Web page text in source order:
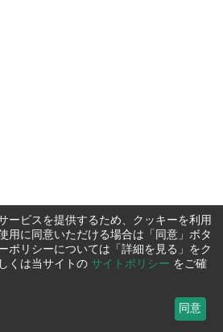
ービスを提供するため、クッキーを利用
用に同意いただける場合は「同意」ボタ
ポリシーについては「詳細を見る」をク
くは当サイトの サイトポリシー をご確
同意